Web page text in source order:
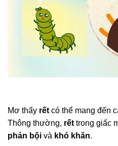
Mơ thấy rết có thể mang đến
Thông thường, rết trong giấc
phản bội và khó khăn.